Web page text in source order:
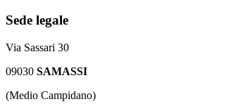
Sede legale
Via Sassari 30
09030 SAMASSI
(Medio Campidano)